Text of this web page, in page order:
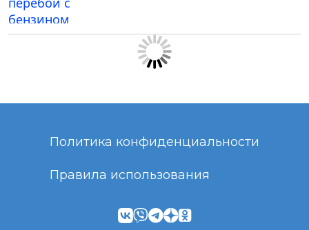
Политика конфиденциальности
Правила использования